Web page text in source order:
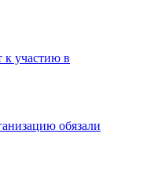
к участию в
обязали